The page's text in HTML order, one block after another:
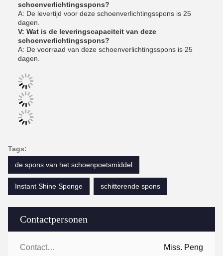
Contactpersonen
Contactpersonen: Miss. Peng
schoenverlichtingsspons?
A: De levertijd voor deze schoenverlichtingsspons is 25
dagen.
V: Wat is de leveringscapaciteit van deze
schoenverlichtingsspons?
A: De voorraad van deze schoenverlichtingsspons is 25
dagen.
Tags:
de spons van het schoenpoetsmiddel
Instant Shine Sponge schitterende spons